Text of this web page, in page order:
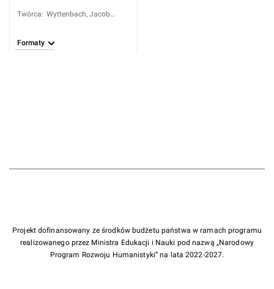
Twórca: Wyttenbach, Jacob
Formaty
Projekt dofinansowany ze środków budżetu państwa w ramach programu
realizowanego przez Ministra Edukacji i Nauki pod nazwą „Narodowy
Program Rozwoju Humanistyki” na lata 2022-2027.